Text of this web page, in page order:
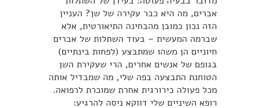
אברים, מה היא כבר עקירה של שן? העניין
הזה נכון כמובן מהבחינה התיאורטית, אלא
שברמה המעשית – בעוד השתלות של אברים
חיוניים הן משהו שמתבצע (לפחות בינתיים)
בגופם של אנשים אחרים, הרי שעקירת השן
הטוחנת התבצעה בפה שלי, מה שמבדיל אותה
מכל פעולה כירורגית אחרת שמוכרת לרפואה.
רופא השיניים שלי דווקא ניסה להרגיע: